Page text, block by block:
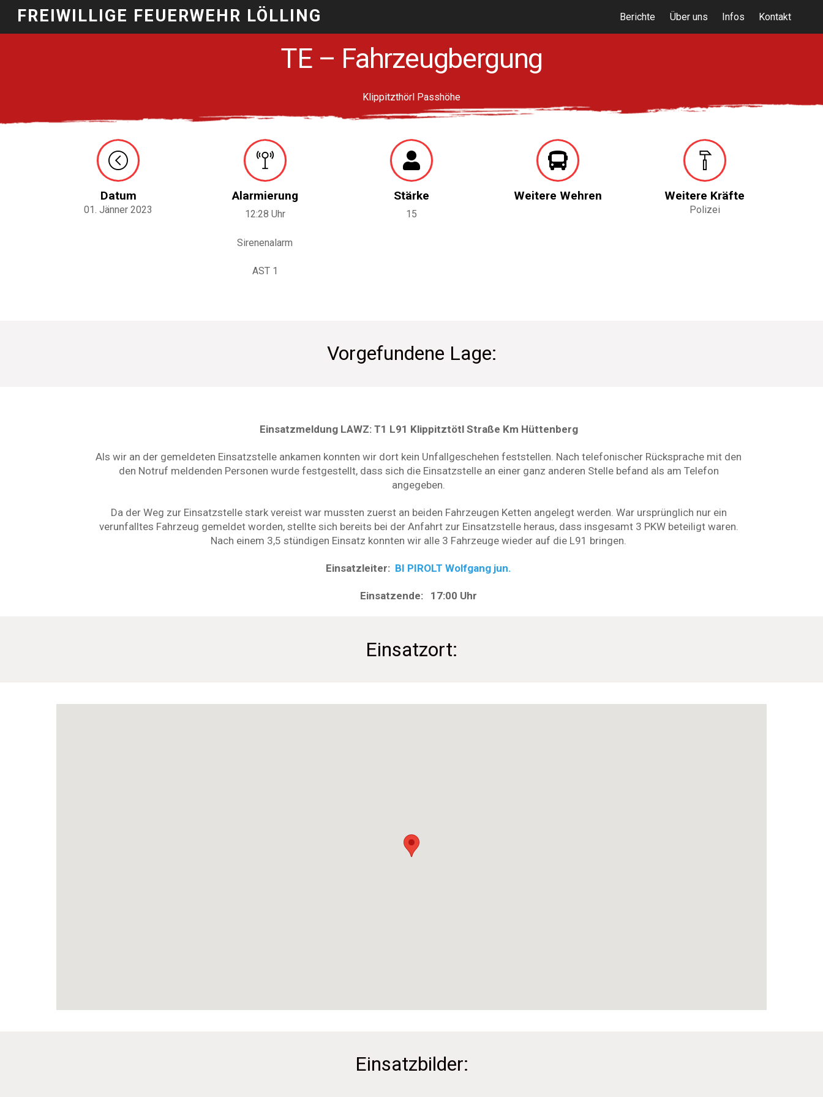
FREIWILLIGE FEUERWEHR LÖLLING Berichte Über uns Infos Kontakt
TE – Fahrzeugbergung
Klippitzthörl Passhöhe
Datum
01. Jänner 2023
Alarmierung
12:28 Uhr
Sirenenalarm
AST 1
Stärke
15
Weitere Wehren Weitere Kräfte
Polizei
Vorgefundene Lage:
Einsatzmeldung LAWZ: T1 L91 Klippitztötl Straße Km Hüttenberg
Als wir an der gemeldeten Einsatzstelle ankamen konnten wir dort kein Unfallgeschehen feststellen. Nach telefonischer Rücksprache mit den
den Notruf meldenden Personen wurde festgestellt, dass sich die Einsatzstelle an einer ganz anderen Stelle befand als am Telefon
angegeben.
Da der Weg zur Einsatzstelle stark vereist war mussten zuerst an beiden Fahrzeugen Ketten angelegt werden. War ursprünglich nur ein
verunfalltes Fahrzeug gemeldet worden, stellte sich bereits bei der Anfahrt zur Einsatzstelle heraus, dass insgesamt 3 PKW beteiligt waren.
Nach einem 3,5 stündigen Einsatz konnten wir alle 3 Fahrzeuge wieder auf die L91 bringen.
Einsatzleiter: BI PIROLT Wolfgang jun.
Einsatzende: 17:00 Uhr
Einsatzort:
Einsatzbilder: